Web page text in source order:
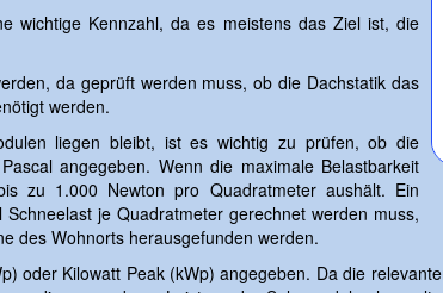
wichtige Kennzahl, da es meistens das Ziel ist, die
da geprüft werden muss, ob die Dachstatik das
werden.
liegen bleibt, ist es wichtig zu prüfen, ob die
angegeben. Wenn die maximale Belastbarkeit
zu 1.000 Newton pro Quadratmeter aushält. Ein
je Quadratmeter gerechnet werden muss,
des Wohnorts herausgefunden werden.
oder Kilowatt Peak (kWp) angegeben. Da die